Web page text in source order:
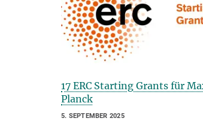
17 ERC Starting Grants für
Planck
5. SEPTEMBER 2025